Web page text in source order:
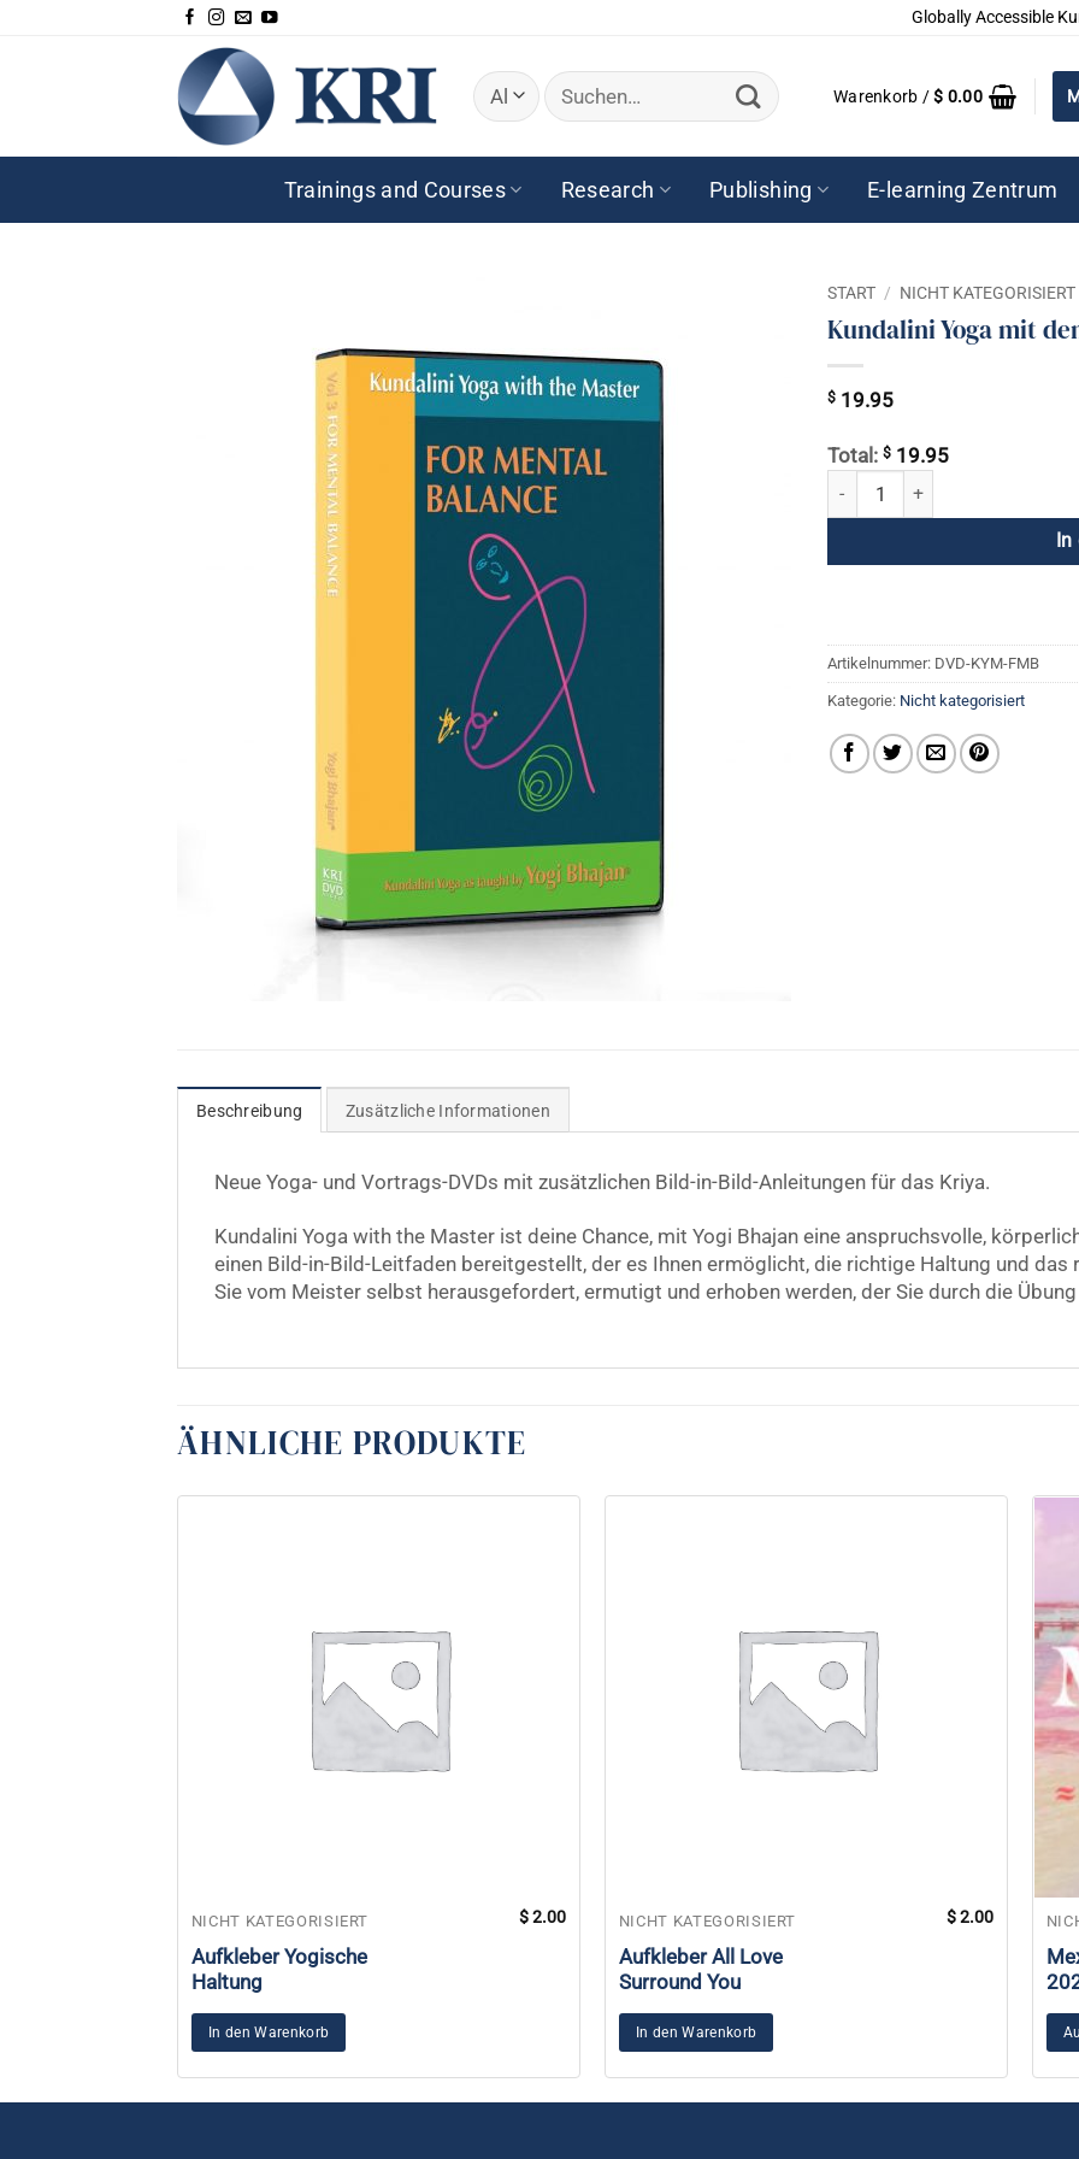
Globally Accessible
Suchen
nach:
Warenkorb /$ 0.00
Trainings and Courses Research Publishing E-learning Zentrum
START / NICHT KATEGORISIERT
Kundalini Yoga mit
$ 19.95
Total: $ 19.95
Kundalini Yoga mit dem Meister -
Artikelnummer: DVD-KYM-FMB
Kategorie: Nicht kategorisiert
Beschreibung Zusätzliche Informationen
Neue Yoga- und Vortrags-DVDs mit zusätzlichen Bild-in-Bild-Anleitungen für das Kriya.
Kundalini Yoga with the Master ist deine Chance, mit Yogi Bhajan eine anspruchsvolle,
einen Bild-in-Bild-Leitfaden bereitgestellt, der es Ihnen ermöglicht, die richtige Haltung und das
Sie vom Meister selbst herausgefordert, ermutigt und erhoben werden, der Sie durch die
ÄHNLICHE PRODUKTE
NICHT KATEGORISIERT
Aufkleber Yogische
Haltung
$2.00
In den Warenkorb
NICHT KATEGORISIERT
Aufkleber All Love
Surround You
$2.00
In den Warenkorb